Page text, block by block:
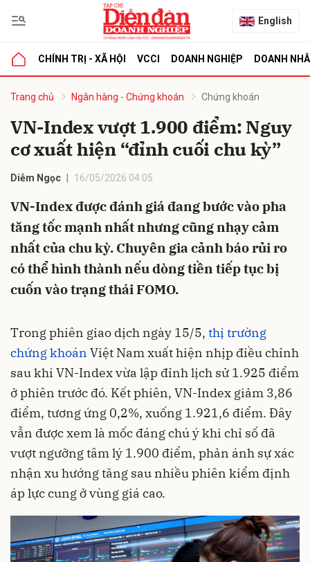
English
CHÍNH TRỊ - XÃ HỘI VCCI DOANH NGHIỆP DOANH
Trang chủ Ngân hàng - Chứng khoán Chứng khoán
VN-Index vượt 1.900 điểm: Nguy
cơ xuất hiện “đỉnh cuối chu kỳ”
Diễm Ngọc 16/05/2026 04:05
VN-Index được đánh giá đang bước vào pha
tăng tốc mạnh nhất nhưng cũng nhạy cảm
nhất của chu kỳ. Chuyên gia cảnh báo rủi ro
có thể hình thành nếu dòng tiền tiếp tục bị
cuốn vào trạng thái FOMO.
Trong phiên giao dịch ngày 15/5, thị trường
chứng khoán Việt Nam xuất hiện nhịp điều chỉnh
sau khi VN-Index vừa lập đỉnh lịch sử 1.925 điểm
ở phiên trước đó. Kết phiên, VN-Index giảm 3,86
điểm, tương ứng 0,2%, xuống 1.921,6 điểm. Đây
vẫn được xem là mốc đáng chú ý khi chỉ số đã
vượt ngưỡng tâm lý 1.900 điểm, phản ánh sự xác
nhận xu hướng tăng sau nhiều phiên kiểm định
áp lực cung ở vùng giá cao.
luận
Hủy